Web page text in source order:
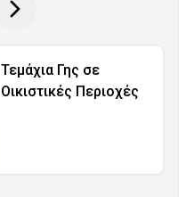
Τεμάχια Γης σε
Οικιστικές Περιοχές